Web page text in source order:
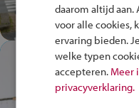
en
In
daarom altijd aan.
voor alle cookies,
ervaring bieden.
welke typen
accepteren. Meer
privacyverklaring.